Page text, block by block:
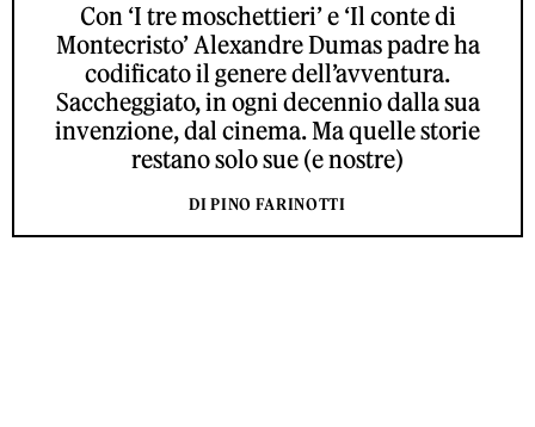
Con ‘I tre moschettieri’ e ‘Il conte di
Montecristo’ Alexandre Dumas padre ha
codificato il genere dell’avventura.
Saccheggiato, in ogni decennio dalla sua
invenzione, dal cinema. Ma quelle storie
restano solo sue (e nostre)
DI PINO FARINOTTI